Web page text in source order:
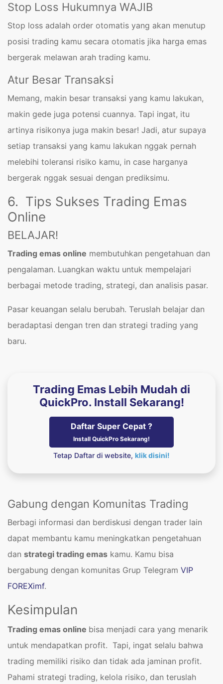
Stop Loss Hukumnya WAJIB
Stop loss adalah order otomatis yang akan menutup
posisi trading kamu secara otomatis jika harga emas
bergerak melawan arah trading kamu.
Atur Besar Transaksi
Memang, makin besar transaksi yang kamu lakukan,
makin gede juga potensi cuannya. Tapi ingat, itu
artinya risikonya juga makin besar! Jadi, atur supaya
setiap transaksi yang kamu lakukan nggak pernah
melebihi toleransi risiko kamu, in case harganya
bergerak nggak sesuai dengan prediksimu.
6. Tips Sukses Trading Emas
Online
BELAJAR!
Trading emas online membutuhkan pengetahuan dan
pengalaman. Luangkan waktu untuk mempelajari
berbagai metode trading, strategi, dan analisis pasar.
Pasar keuangan selalu berubah. Teruslah belajar dan
beradaptasi dengan tren dan strategi trading yang
baru.
Trading Emas Lebih Mudah di
QuickPro. Install Sekarang!
Daftar Super Cepat ?
Install QuickPro Sekarang!
Tetap Daftar di website, klik disini!
Gabung dengan Komunitas Trading
Berbagi informasi dan berdiskusi dengan trader lain
dapat membantu kamu meningkatkan pengetahuan
dan strategi trading emas kamu. Kamu bisa
bergabung dengan komunitas Grup Telegram VIP
FOREXimf.
Kesimpulan
Trading emas online bisa menjadi cara yang menarik
untuk mendapatkan profit. Tapi, ingat selalu bahwa
trading memiliki risiko dan tidak ada jaminan profit.
Pahami strategi trading, kelola risiko, dan teruslah